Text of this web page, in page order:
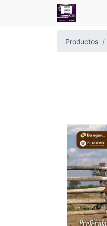
Productos